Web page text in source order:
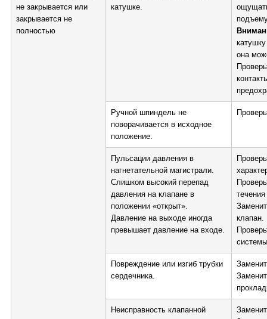
не закрывается или
закрывается не
полностью
катушке.
она
Ручной шпиндель не
поворачивается в исходное
положение.
Пульсации давления в
нагнетательной магистрали.
Слишком высокий перепад
давления на клапане в
положении «открыт».
Давление на выходе иногда
превышает давление на входе.
клапан.
Повреждение или изгиб трубки
сердечника.
Неисправность клапанной